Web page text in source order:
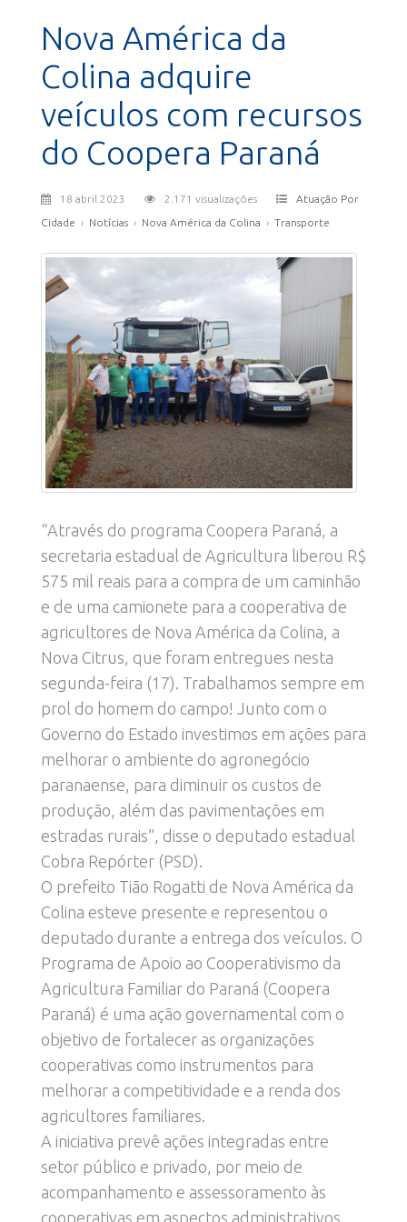
Nova América da
Colina adquire
veículos com recursos
do Coopera Paraná
18 abril 2023 2.171 visualizações
Atuação Por
Cidade › Notícias › Nova América da Colina › Transporte
“Através do programa Coopera Paraná, a
secretaria estadual de Agricultura liberou R$
575 mil reais para a compra de um caminhão
e de uma camionete para a cooperativa de
agricultores de Nova América da Colina, a
Nova Citrus, que foram entregues nesta
segunda-feira (17). Trabalhamos sempre em
prol do homem do campo! Junto com o
Governo do Estado investimos em ações para
melhorar o ambiente do agronegócio
paranaense, para diminuir os custos de
produção, além das pavimentações em
estradas rurais”, disse o deputado estadual
Cobra Repórter (PSD).
O prefeito Tião Rogatti de Nova América da
Colina esteve presente e representou o
deputado durante a entrega dos veículos. O
Programa de Apoio ao Cooperativismo da
Agricultura Familiar do Paraná (Coopera
Paraná) é uma ação governamental com o
objetivo de fortalecer as organizações
cooperativas como instrumentos para
melhorar a competitividade e a renda dos
agricultores familiares.
A iniciativa prevê ações integradas entre
setor público e privado, por meio de
acompanhamento e assessoramento às
cooperativas em aspectos administrativos,